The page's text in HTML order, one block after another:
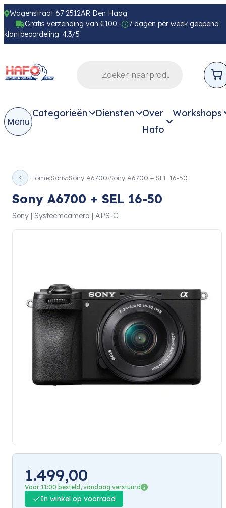
Wagenstraat 67 2512AR Den Haag
Gratis verzending van €100.-
7 dagen per week geopend
klantbeoordeling: 4.3/5
Menu
Categorieën Diensten
Over
Hafo
Workshops
Home Sony Sony A6700 Sony A6700 + SEL 16-50
Sony A6700 + SEL 16-50
Sony | Systeemcamera | APS-C
1.499,00
Voor 11:00 besteld, vandaag verstuurd
In winkel op voorraad